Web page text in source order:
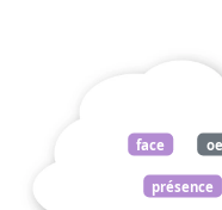
face
présence